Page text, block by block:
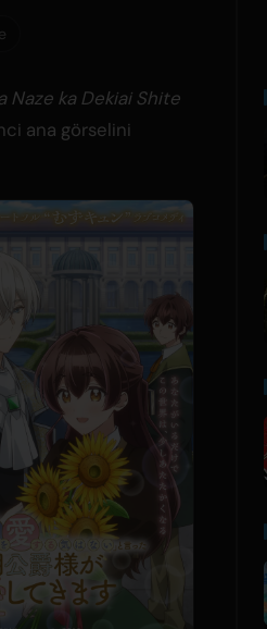
Naze ka Dekiai Shite
ana görselini